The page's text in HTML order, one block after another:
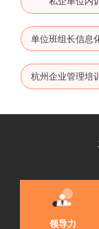
单位班组长信息
杭州企业管理培
领导力